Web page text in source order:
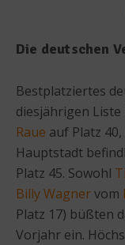
Die deutschen
Bestplatziertes
diesjährigen
Raue auf Platz
Hauptstadt
Platz 45. Sowohl
Billy Wagnervom
Platz 17) büßten
Vorjahr ein.